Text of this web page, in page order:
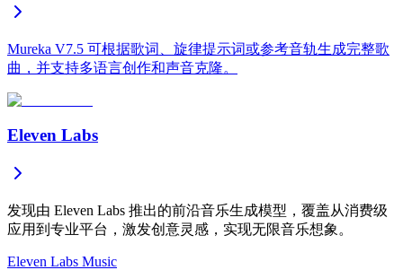
Mureka V7.5 可根据歌词、旋律提示词或参考音轨生成完整歌
曲，并支持多语言创作和声音克隆。
Eleven Labs
发现由 Eleven Labs 推出的前沿音乐生成模型，覆盖从消费级
应用到专业平台，激发创意灵感，实现无限音乐想象。
Eleven Labs Music